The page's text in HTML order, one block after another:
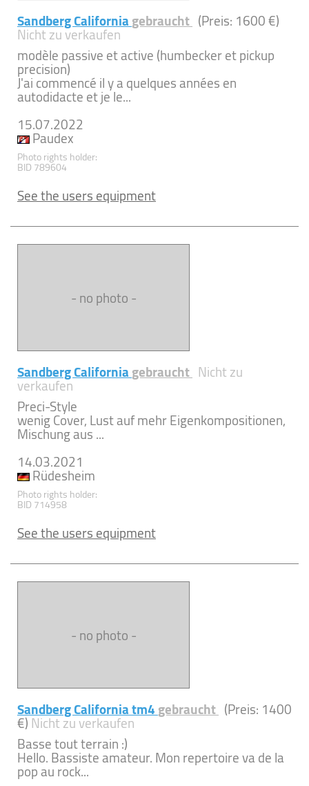
Sandberg Californiagebraucht (Preis: 1600 €)
Nicht zu verkaufen
modèle passive et active (humbecker et pickup
precision)
J'ai commencé il y a quelques années en
autodidacte et je le...
15.07.2022
Paudex
Photo rights holder:
BID 789604
See the users equipment
- no photo -
Sandberg Californiagebraucht Nicht zu
verkaufen
Preci-Style
wenig Cover, Lust auf mehr Eigenkompositionen,
Mischung aus ...
14.03.2021
Rüdesheim
Photo rights holder:
BID 714958
See the users equipment
- no photo -
Sandberg California tm4gebraucht (Preis: 1400
€)Nicht zu verkaufen
Basse tout terrain :)
Hello. Bassiste amateur. Mon repertoire va de la
pop au rock...